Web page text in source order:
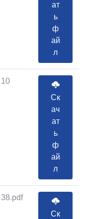
ат
ь
ф
ай
л
10
Ск
ач
ат
ь
ф
ай
л
38.pdf
Ск